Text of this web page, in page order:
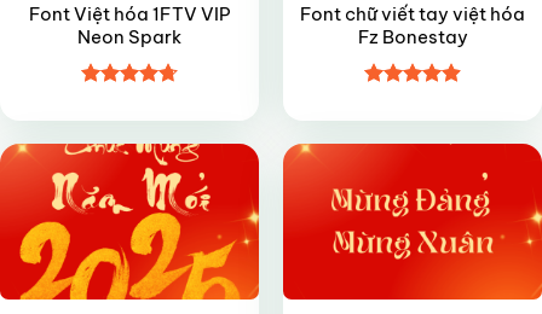
Font Việt hóa 1FTV VIP
Neon Spark
hạng4.75
sao
Font chữ viết tay việt hóa
Fz Bonestay
hạng4.95
sao